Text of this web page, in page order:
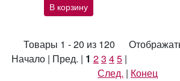
В корзину
Товары 1 - 20 из 120
Начало | Пред. | 1 23 45 |
След. | Конец